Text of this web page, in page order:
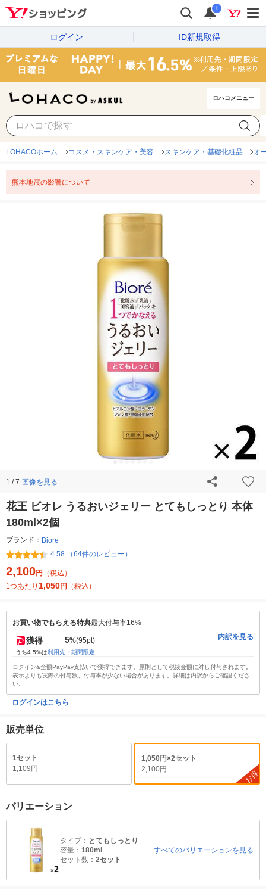
i
ログイン ID新規取得
ロハコメニュー
LOHACOホーム コスメ・スキンケア・美容 スキンケア・基礎化粧品 オ
熊本地震の影響について
1 / 7 画像を見る
花王 ビオレ うるおいジェリー とてもしっとり 本体
180ml×2個
ブランド： Biore
4.58 （64件のレビュー）
2,100円
（税込）
1つあたり 1,050円 （税込）
お買い物でもらえる特典最大付与率16%
獲得 5%(95pt)
うち4.5%は利用先・期間限定
内訳を見る
ログイン&全額PayPay支払いで獲得できます。原則として税抜金額に対し付与されます。
表示よりも実際の付与数、付与率が少ない場合があります。詳細は内訳からご確認くださ
い。
ログインはこちら
販売単位
1セット
1,109円
1,050円×2セット
2,100円
お得
バリエーション
タイプ： とてもしっとり
容量： 180ml
セット数： 2セット
すべてのバリエーションを見る